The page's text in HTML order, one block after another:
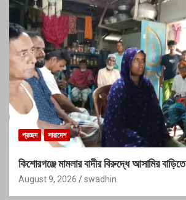
প্রচ্ছদ সারাদেশ
কিশোরগঞ্জে মামলার বাদীর বিরুদ্ধে আসামির
August 9, 2026 swadhin